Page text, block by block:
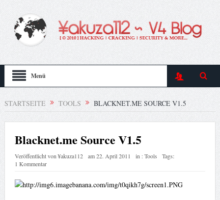
Menü
STARTSEITE TOOLS BLACKNET.ME SOURCE V1.5
Blacknet.me Source V1.5
Veröffentlicht von¥akuza112 am22. April 2011 in :Tools
Tags:
1 Kommentar